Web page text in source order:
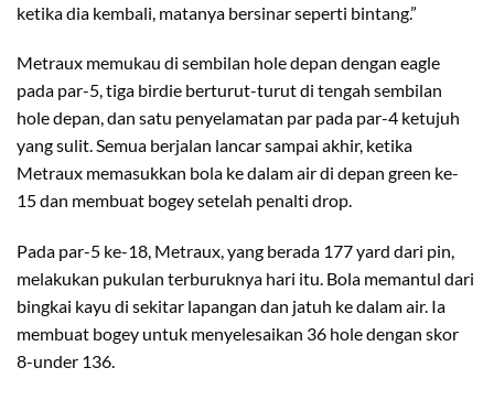
ketika dia kembali, matanya bersinar seperti bintang.”
Metraux memukau di sembilan hole depan dengan eagle
pada par-5, tiga birdie berturut-turut di tengah sembilan
hole depan, dan satu penyelamatan par pada par-4 ketujuh
yang sulit. Semua berjalan lancar sampai akhir, ketika
Metraux memasukkan bola ke dalam air di depan green ke-
15 dan membuat bogey setelah penalti drop.
Pada par-5 ke-18, Metraux, yang berada 177 yard dari pin,
melakukan pukulan terburuknya hari itu. Bola memantul dari
bingkai kayu di sekitar lapangan dan jatuh ke dalam air. Ia
membuat bogey untuk menyelesaikan 36 hole dengan skor
8-under 136.